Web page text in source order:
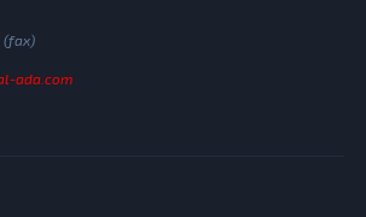
(fax)
ada.com